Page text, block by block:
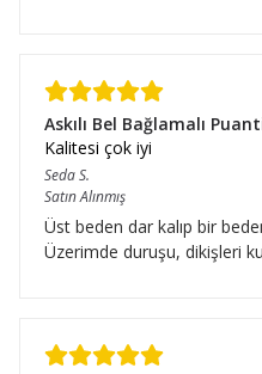
Askılı Bel Bağlamalı
Kalitesi çok iyi
SedaS.
Satın Alınmış
Üst beden dar kalıp bir
Üzerimde duruşu, dikişleri